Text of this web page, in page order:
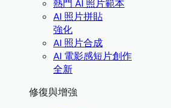
熱門 AI 照片範本
AI 照片拼貼
強化
AI 照片合成
AI 電影感短片創作
全新
修復與增強